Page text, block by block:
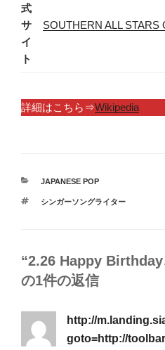
式
サ
イ
ト
SOUTHERN ALL STARS
詳細はこちら⇒Wikipedia
カ
ゴ
JAPANESE POP
タ
シンガーソングライター
“2.26 Happy
の1件の返信
http://
goto=http://